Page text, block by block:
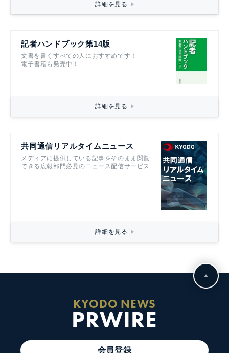
詳細を見る
記者ハンドブック第14版
文書を書くすべての人におすすめです！
電子書籍も発売中！
詳細を見る
共同通信リアルタイムニュース
メディアに提供している記事をそのまま閲覧
できる広報部門必見のニュース配信サービス
詳細を見る
KYODO NEWS
PRWIRE
会員登録